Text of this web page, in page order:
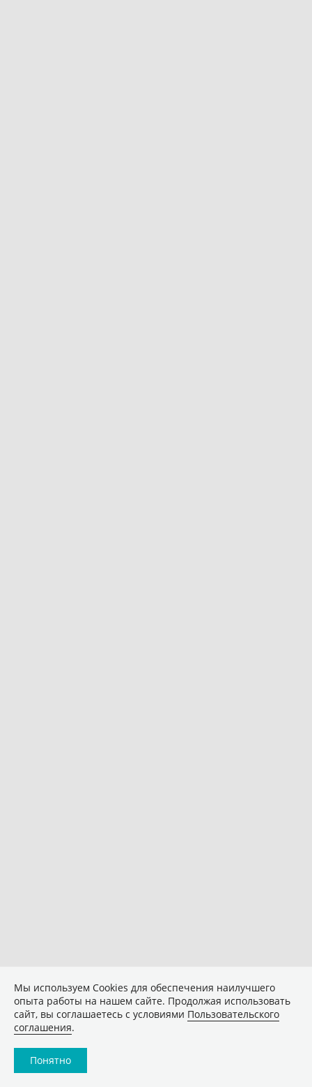
Мы используем Сookies для обеспечения наилучшего
опыта работы на нашем сайте. Продолжая использовать
сайт, вы соглашаетесь с условиями Пользовательского
соглашения.
Понятно